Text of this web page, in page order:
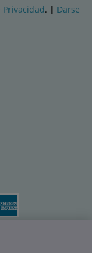
Privacidad. | Darse